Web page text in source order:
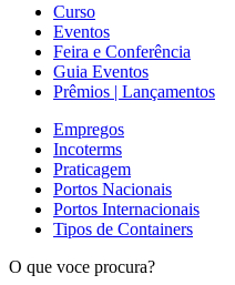
Curso
Eventos
Feira e Conferência
Guia Eventos
Prêmios | Lançamentos
Empregos
Incoterms
Praticagem
Portos Nacionais
Portos Internacionais
Tipos de Containers
O que voce procura?